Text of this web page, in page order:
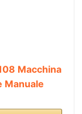
Macchina
Manuale